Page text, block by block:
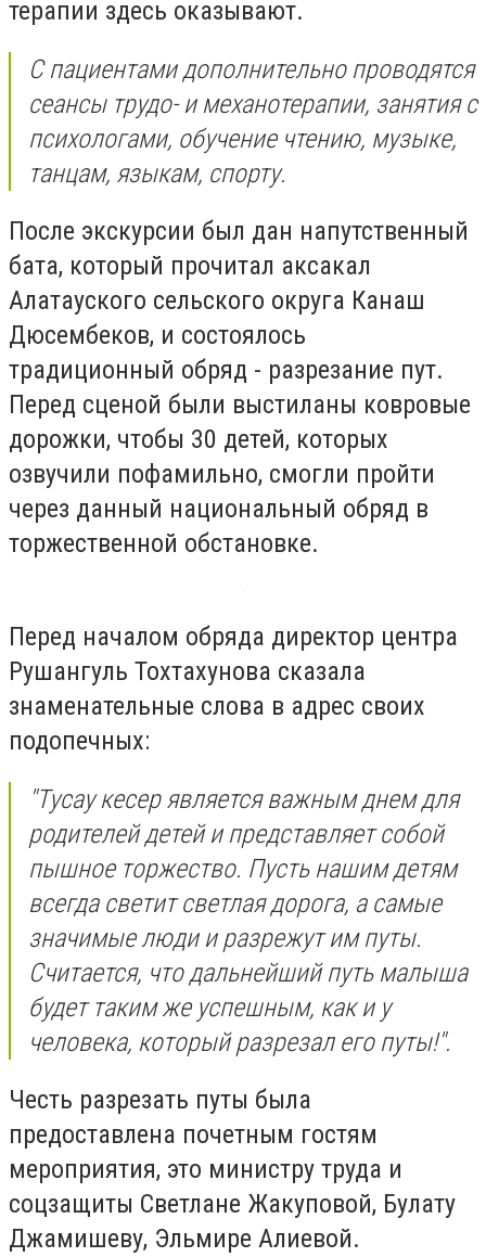
терапии здесь оказывают.
С пациентами дополнительно проводятся
сеансы трудо- и механотерапии, занятия с
психологами, обучение чтению, музыке,
танцам, языкам, спорту.
После экскурсии был дан напутственный
бата, который прочитал аксакал
Алатауского сельского округа Канаш
Дюсембеков, и состоялось
традиционный обряд - разрезание пут.
Перед сценой были выстиланы ковровые
дорожки, чтобы 30 детей, которых
озвучили пофамильно, смогли пройти
через данный национальный обряд в
торжественной обстановке.
Перед началом обряда директор центра
Рушангуль Тохтахунова сказала
знаменательные слова в адрес своих
подопечных:
"Тусау кесер является важным днем для
родителей детей и представляет собой
пышное торжество. Пусть нашим детям
всегда светит светлая дорога, а самые
значимые люди и разрежут им путы.
Считается, что дальнейший путь малыша
будет таким же успешным, как и у
человека, который разрезал его путы!".
Честь разрезать путы была
предоставлена почетным гостям
мероприятия, это министру труда и
соцзащиты Светлане Жакуповой, Булату
Джамишеву, Эльмире Алиевой.